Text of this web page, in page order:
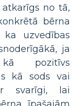
no tā,
bērna
uzvedības
ja
pozitīvs
kā sods vai
svarīgi, lai